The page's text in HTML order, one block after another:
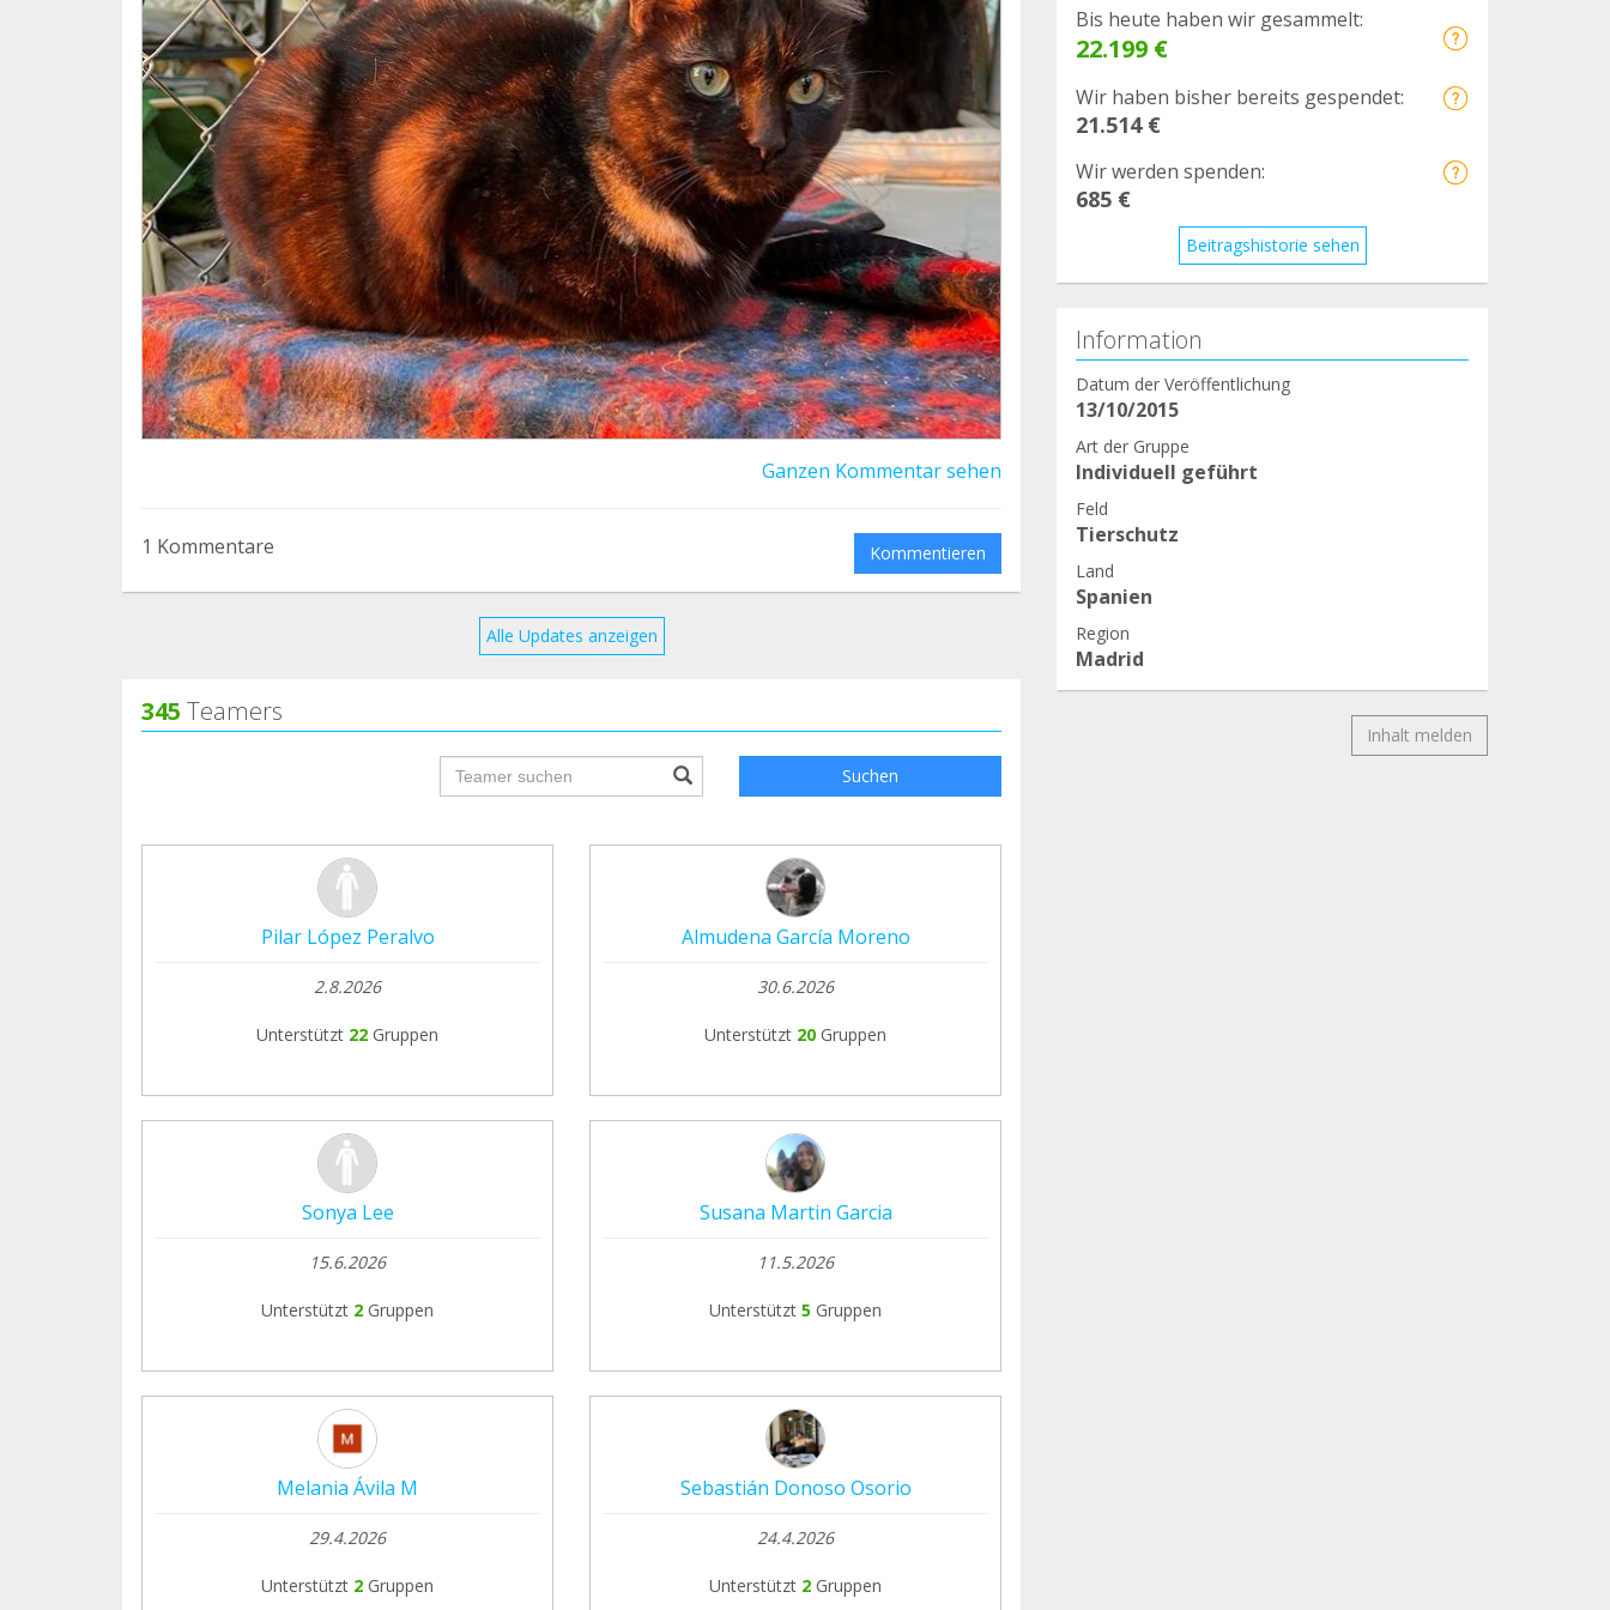
veterinarios que estamos teniendo.
Gracias de corazón de parte de nuestra gata Noche.
Ganzen Kommentar sehen
1 Kommentare Kommentieren
Alle Updates anzeigen
345 Teamers
groupProfile.searchForm.search.text??? Suchen
Pilar López Peralvo
2.8.2026
Unterstützt 22 Gruppen
Almudena García Moreno
30.6.2026
Unterstützt 20 Gruppen
Sonya Lee
15.6.2026
Unterstützt 2 Gruppen
Susana Martin Garcia
11.5.2026
Unterstützt 5 Gruppen
Melania Ávila M
29.4.2026
Unterstützt 2 Gruppen
Sebastián Donoso Osorio
24.4.2026
Unterstützt 2 Gruppen
Bis heute haben wir gesammelt:
22.199 €
Wir haben bisher bereits gespendet:
21.514 €
Wir werden spenden:
685 €
Beitragshistorie sehen
Information
Datum der Veröffentlichung
13/10/2015
Art der Gruppe
Individuell geführt
Feld
Tierschutz
Land
Spanien
Region
Madrid
Inhalt melden